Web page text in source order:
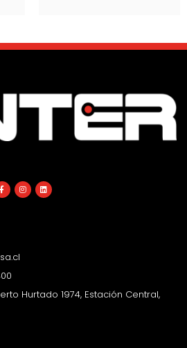
Facebook-
f
Instagram
Linkedin
Hurtado 1974, Estación Central,